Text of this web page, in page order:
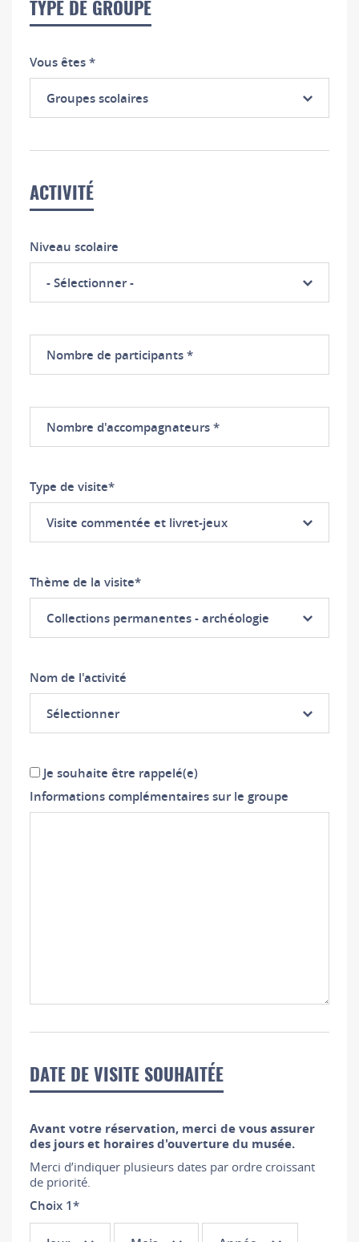
TYPE DE GROUPE
Vous êtes*
Groupes scolaires
ACTIVITÉ
Niveau scolaire
- Sélectionner -
participants
d'accompagnateurs
Type de visite*
Visite commentée et livret-jeux
Thème de la visite*
Collections permanentes - archéologie
Nom de l'activité
Sélectionner
Je souhaite être rappelé(e)
Informations complémentaires sur le groupe
DATE DE VISITE SOUHAITÉE
Avant votre réservation, merci de vous assurer
des jours et horaires d'ouverture du musée.
Merci d’indiquer plusieurs dates par ordre croissant
de priorité.
Choix 1*